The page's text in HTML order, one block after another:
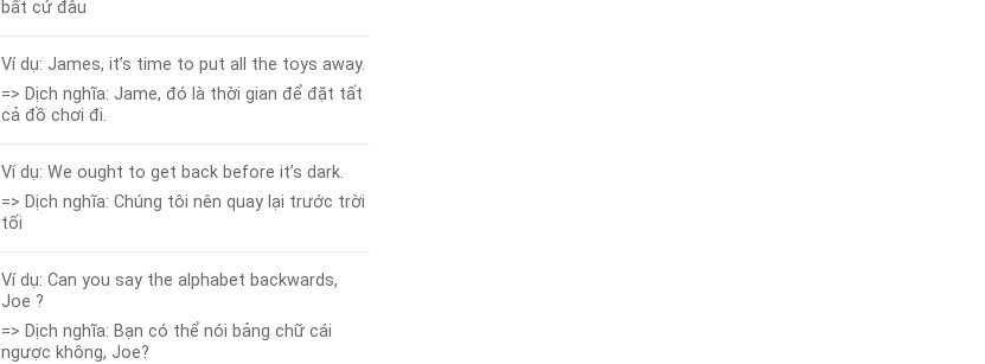
bất cứ đâu
Ví dụ: James, it’s time to put all the toys away.
=> Dịch nghĩa: Jame, đó là thời gian để đặt tất
cả đồ chơi đi.
Ví dụ: We ought to get back before it’s dark.
=> Dịch nghĩa: Chúng tôi nên quay lại trước trời
tối
Ví dụ: Can you say the alphabet backwards,
Joe ?
=> Dịch nghĩa: Bạn có thể nói bảng chữ cái
ngược không, Joe?